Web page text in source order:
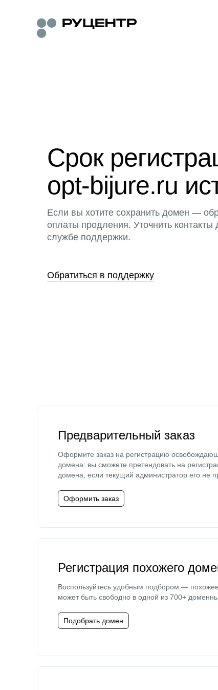
Срок
opt-bijure.ru
Если вы хотите сохранить домен —
оплаты продления. Уточнить
службе поддержки.
Обратиться в поддержку
Предварительный заказ
Оформите заказ на регистрацию
домена: вы сможете претендовать на
домена, если текущий администратор его не
Оформить заказ
Регистрация похожего
Воспользуйтесь удобным подбором —
может быть свободно в одной из 700+
Подобрать домен